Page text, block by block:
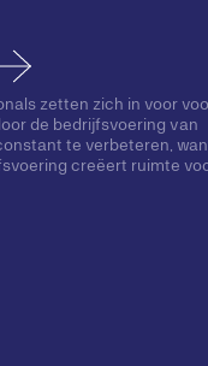
zetten zich in voor
de bedrijfsvoering van
te verbeteren,
creëert ruimte